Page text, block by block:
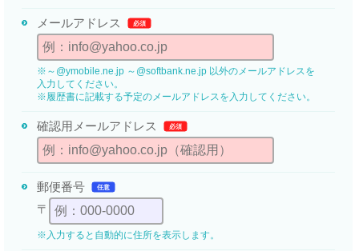
メールアドレス 必須
※～@ymobile.ne.jp ～@softbank.ne.jp 以外のメールアドレスを
入力してください。
※履歴書に記載する予定のメールアドレスを入力してください。
確認用メールアドレス 必須
郵便番号 任意
〒
※入力すると自動的に住所を表示します。